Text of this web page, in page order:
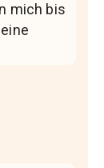
mich bis